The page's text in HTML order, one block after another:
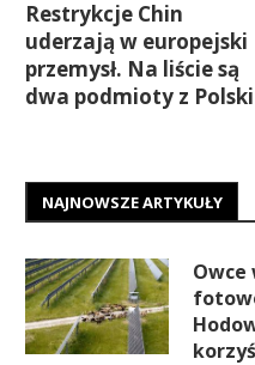
Restrykcje Chin
uderzają w europejski
przemysł. Na liście są
dwa podmioty z Polski
NAJNOWSZE ARTYKUŁY
Owce